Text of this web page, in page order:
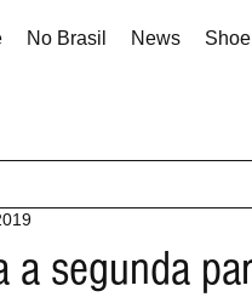
No Brasil News
a segunda